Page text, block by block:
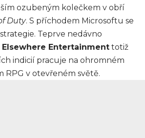
ozubeným kolečkem v obří
Duty. S příchodem Microsoftu se
Teprve nedávno
Elsewhere Entertainment totiž
indicií pracuje na ohromném
RPG v otevřeném světě.